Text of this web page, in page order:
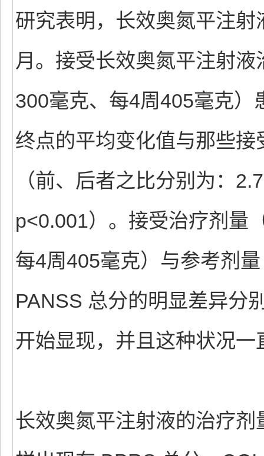
研究表明，长效奥氮平注
月。接受长效奥氮平注射
300毫克、每4周405毫克）
终点的平均变化值与那些
（前、后者之比分别为：
p<0.001）。接受治疗剂量
每4周405毫克）与参考剂
PANSS 总分的明显差异分
开始显现，并且这种状况
长效奥氮平注射液的治疗